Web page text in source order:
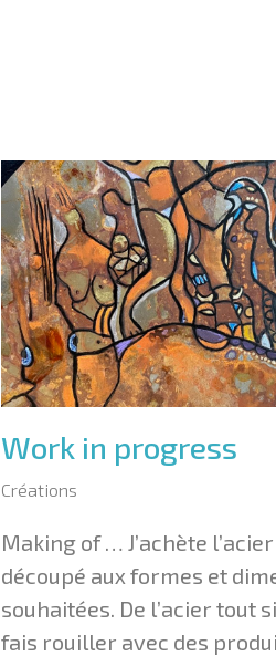
Work in progress
Créations
Making of … J’achète
découpé aux formes et
souhaitées. De l’acier tout
fais rouiller avec des